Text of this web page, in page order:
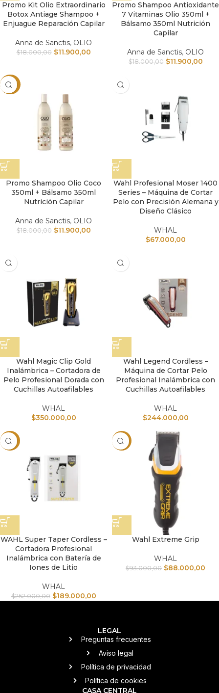
Promo Kit Olio Extraordinario
Botox Antiage Shampoo +
Enjuague Reparación Capilar
Anna de Sanctis, OLIO
$18.000,00 $11.900,00
Promo Shampoo Antioxidante
7 Vitaminas Olio 350ml +
Bálsamo 350ml Nutrición
Capilar
Anna de Sanctis, OLIO
$18.000,00 $11.900,00
-34%
Promo Shampoo Olio Coco
350ml + Bálsamo 350ml
Nutrición Capilar
Anna de Sanctis, OLIO
$18.000,00 $11.900,00
Wahl Profesional Moser 1400
Series – Máquina de Cortar
Pelo con Precisión Alemana y
Diseño Clásico
WHAL
$67.000,00
Wahl Magic Clip Gold
Inalámbrica – Cortadora de
Pelo Profesional Dorada con
Cuchillas Autoafilables
WHAL
$350.000,00
Wahl Legend Cordless –
Máquina de Cortar Pelo
Profesional Inalámbrica con
Cuchillas Autoafilables
WHAL
$244.000,00
-25%
WAHL Super Taper Cordless –
Cortadora Profesional
Inalámbrica con Batería de
Iones de Litio
WHAL
$252.000,00 $189.000,00
-5%
Wahl Extreme Grip
WHAL
$93.000,00 $88.000,00
LEGAL
Preguntas frecuentes
Aviso legal
Política de privacidad
Política de cookies
CASA CENTRAL